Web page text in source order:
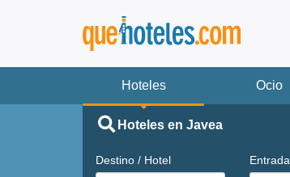
Hoteles Ocio
Hoteles en Javea
Destino / Hotel Entrada